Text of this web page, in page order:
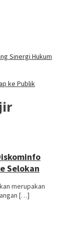
Sinergi Hukum
ke Publik
Selokan
merupakan
[…]